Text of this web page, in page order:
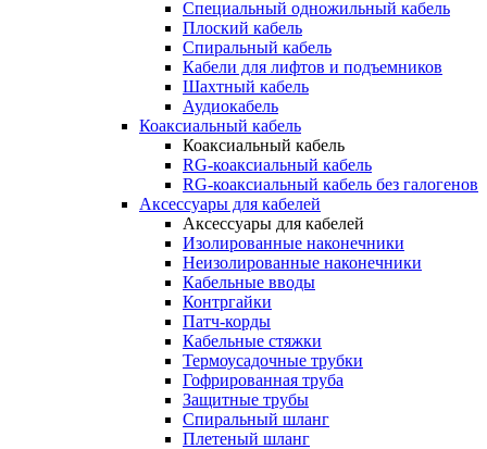
Специальный одножильный кабель
Плоский кабель
Спиральный кабель
Кабели для лифтов и подъемников
Шахтный кабель
Аудиокабель
Коаксиальный кабель
Коаксиальный кабель
RG-коаксиальный кабель
RG-коаксиальный кабель без галогенов
Аксессуары для кабелей
Аксессуары для кабелей
Изолированные наконечники
Неизолированные наконечники
Кабельные вводы
Контргайки
Патч-корды
Кабельные стяжки
Термоусадочные трубки
Гофрированная труба
Защитные трубы
Спиральный шланг
Плетеный шланг